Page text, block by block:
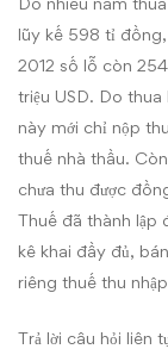
lũy kế 598 tỉ
2012 số lỗ còn
triệu USD. Do
này mới chỉ nộp
thuế nhà thầu.
chưa thu được
Thuế đã thành lập
kê khai đầy đủ,
riêng thuế thu
Trả lời câu hỏi liên